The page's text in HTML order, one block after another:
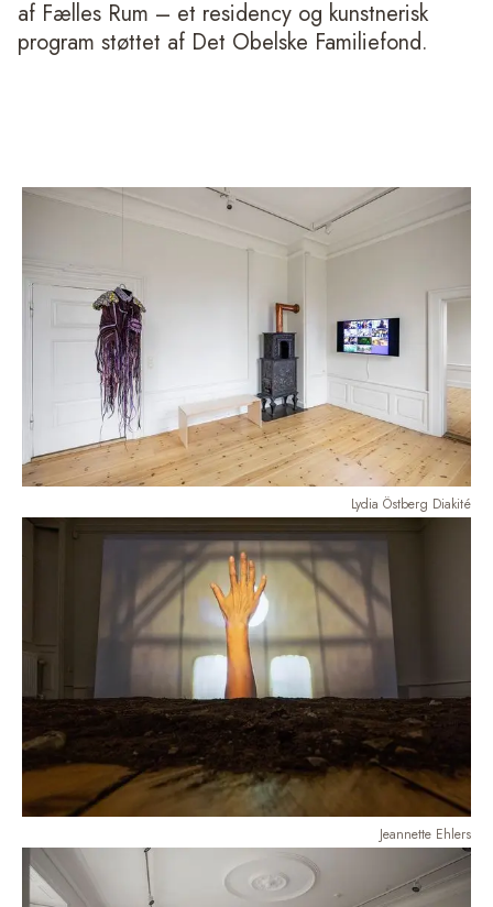
af Fælles Rum – et residency og kunstnerisk
program støttet af Det Obelske Familiefond.
Lydia Östberg Diakité
Jeannette Ehlers